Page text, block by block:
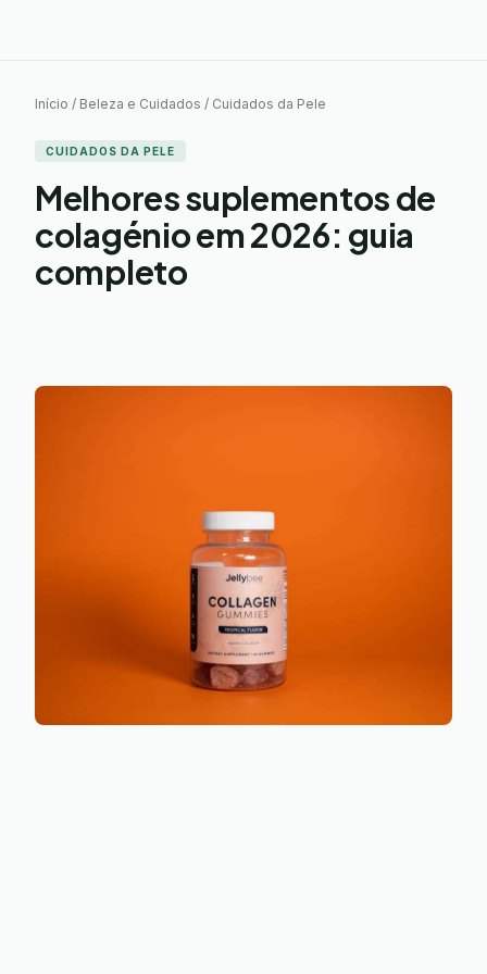
Início / Beleza e Cuidados / Cuidados da Pele
CUIDADOS DA PELE
Melhores suplementos de
colagénio em 2026: guia
completo